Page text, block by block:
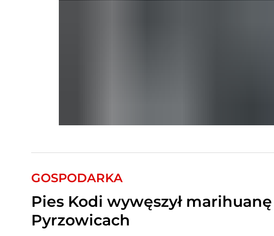
GOSPODARKA
Pies Kodi wywęszył
Pyrzowicach